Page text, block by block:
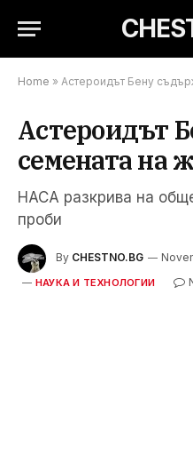
Home » Астероидът Бену
Астероидът
семената на
НАСА разкрива на
проби
By CHESTNO.BG
НАУКА И ТЕХНОЛОГИИ